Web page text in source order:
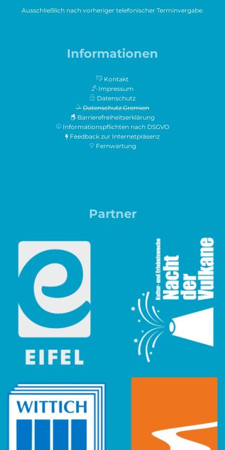
Ausschließlich nach vorheriger telefonischer Terminvergabe.
Informationen
Kontakt
Impressum
Datenschutz
Datenschutz Gremien
Barrierefreiheitserklärung
Informationspflichten nach DSGVO
Feedback zur Internetpräsenz
Fernwartung
Partner